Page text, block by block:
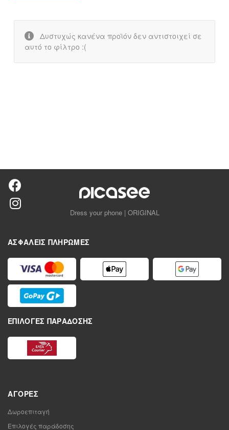
Δυστυχώς κανένα προϊόν δεν αντιστοιχεί σε
αυτό το φίλτρο :(
Dress your phone | ORIGINAL
ΑΣΦΑΛΕΊΣ ΠΛΗΡΩΜΈΣ
ΕΠΙΛΟΓΈΣ ΠΑΡΆΔΟΣΗΣ
ΑΓΟΡΈΣ
Δωροεπιταγή
Επιλογές παράδοσης